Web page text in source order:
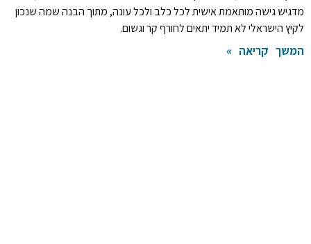
מדגיש גישה מותאמת אישית לכל כלב ולכל עונה, מתוך הבנה שמה שנכון
לקיץ הישראלי לא תמיד יתאים לחורף קר וגשום.
המשך קריאה »